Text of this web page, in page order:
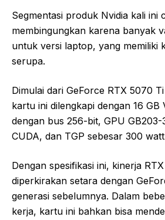
Segmentasi produk Nvidia kali ini
membingungkan karena banyak
untuk versi laptop, yang memiliki
serupa.
Dimulai dari GeForce RTX 5070
kartu ini dilengkapi dengan 16 GB
dengan bus 256-bit, GPU
CUDA, dan TGP sebesar 300
Dengan spesifikasi ini, kinerja
diperkirakan setara dengan
generasi sebelumnya. Dalam
kerja, kartu ini bahkan bisa